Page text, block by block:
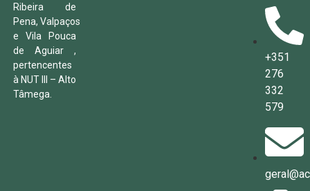
Ribeira de
Pena, Valpaços
e Vila Pouca
de Aguiar ,
pertencentes
à NUT III – Alto
Tâmega.
+351
276
332
579